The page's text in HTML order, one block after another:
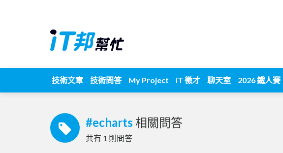
技術文章 技術問答 My Project iT 徵才 聊天室 2026 鐵人賽
#echarts 相關問答
共有 1 則問答